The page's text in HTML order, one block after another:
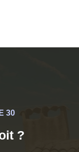
30
?